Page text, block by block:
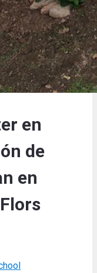
en
de
en